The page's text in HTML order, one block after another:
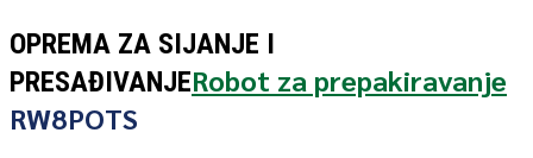
OPREMA ZA SIJANJE I
PRESAĐIVANJERobot za prepakiravanje
RW8POTS